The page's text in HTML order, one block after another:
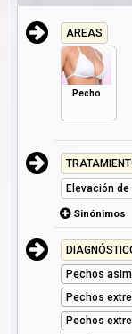
AREAS
Pecho
Elevación
Sinónimos
Pechos
Pechos
Pechos